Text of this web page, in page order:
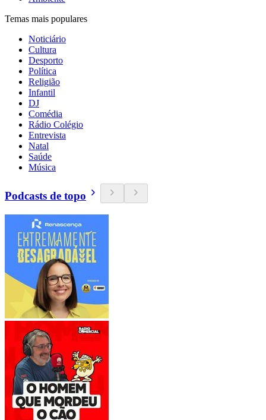
Temas mais populares
Noticiário
Cultura
Desporto
Política
Religião
Infantil
DJ
Comédia
Rádio Colégio
Entrevista
Natal
Saúde
Música
Podcasts de topo